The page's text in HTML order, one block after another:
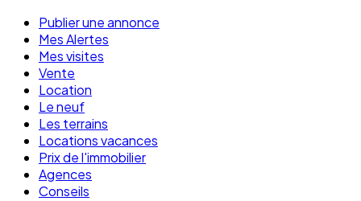
Publier une annonce
Mes Alertes
Mes visites
Vente
Location
Le neuf
Les terrains
Locations vacances
Prix de l'immobilier
Agences
Conseils